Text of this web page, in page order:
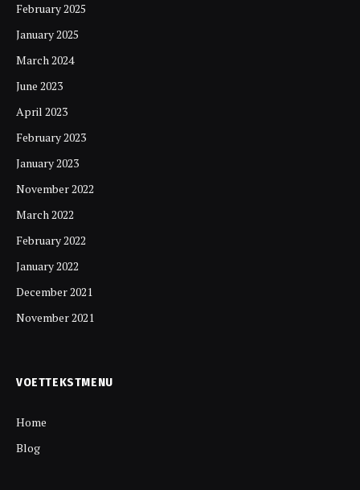
February 2025
January 2025
March 2024
June 2023
April 2023
February 2023
January 2023
November 2022
March 2022
February 2022
January 2022
December 2021
November 2021
VOETTEKSTMENU
Home
Blog